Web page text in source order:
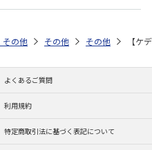
その他 その他 その他 【ケ
よくあるご質問
利用規約
特定商取引法に基づく表記について